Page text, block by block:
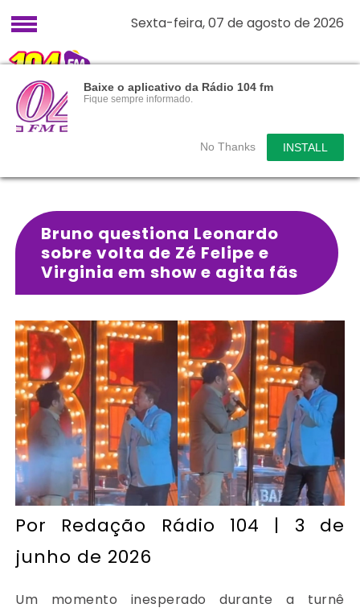
Baixe o aplicativo da Rádio 104 fm
Fique sempre informado.
No Thanks INSTALL
Sexta-feira, 07 de agosto de 2026
Bruno questiona Leonardo
sobre volta de Zé Felipe e
Virginia em show e agita fãs
Por Redação Rádio 104 | 3 de
junho de 2026
Um momento inesperado durante a turnê